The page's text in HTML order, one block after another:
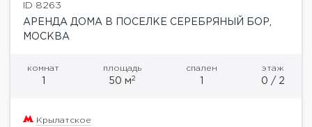
ID 8263
АРЕНДА ДОМА В ПОСЕЛКЕ СЕРЕБРЯНЫЙ БОР,
МОСКВА
комнат
1
площадь
50 м2
спален
1
этаж
0 / 2
Крылатское